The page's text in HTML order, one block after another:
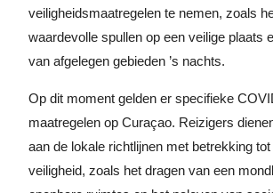
veiligheidsmaatregelen te nemen, zoals
waardevolle spullen op een veilige plaats
van afgelegen gebieden ’s nachts.
Op dit moment gelden er specifieke
maatregelen op Curaçao. Reizigers
aan de lokale richtlijnen met betrekking
veiligheid, zoals het dragen van een